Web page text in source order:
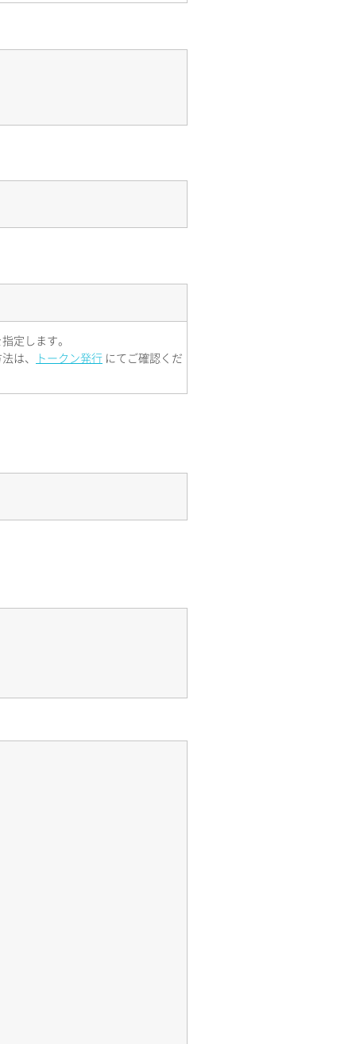
定します。
は、
トークン発行 にてご確認くだ